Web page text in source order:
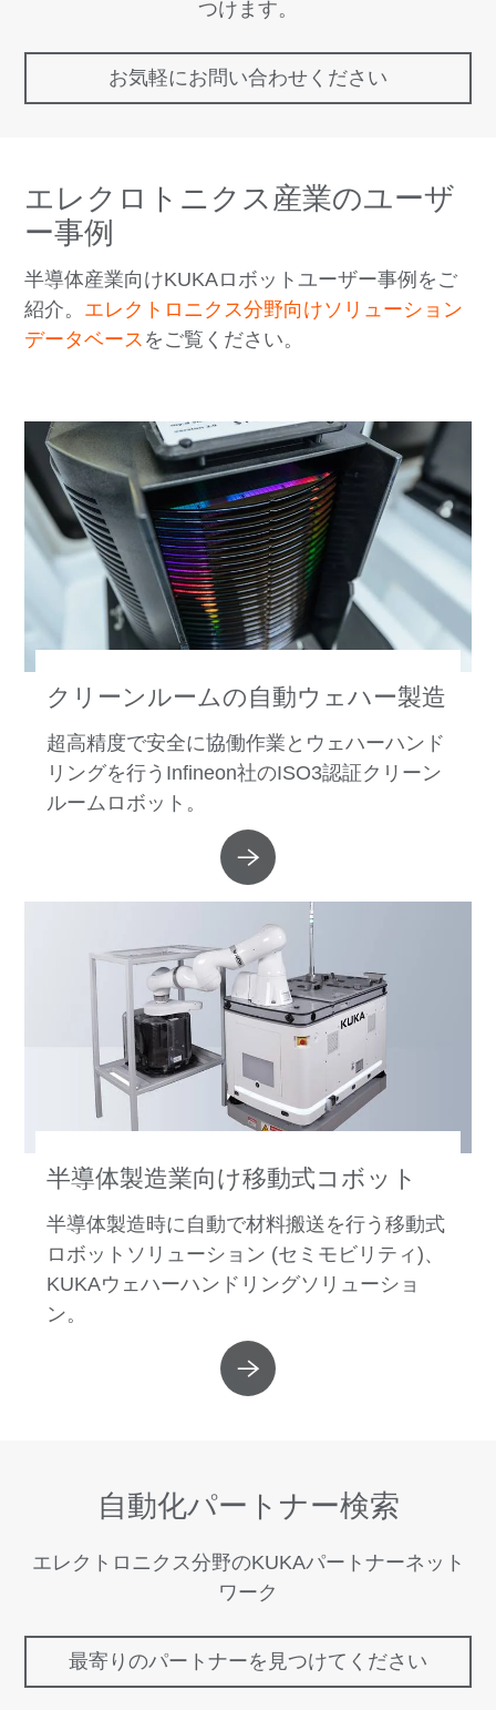
つけます。
お気軽にお問い合わせください
エレクロトニクス産業のユーザ
ー事例
半導体産業向けKUKAロボットユーザー事例をご
紹介。 エレクトロニクス分野向けソリューション
データベース をご覧ください。
クリーンルームの自動ウェハー製造
超高精度で安全に協働作業とウェハーハンド
リングを行うInfineon社のISO3認証クリーン
ルームロボット。
半導体製造業向け移動式コボット
半導体製造時に自動で材料搬送を行う移動式
ロボットソリューション (セミモビリティ)、
KUKAウェハーハンドリングソリューショ
ン。
自動化パートナー検索
エレクトロニクス分野のKUKAパートナーネット
ワーク
最寄りのパートナーを見つけてください